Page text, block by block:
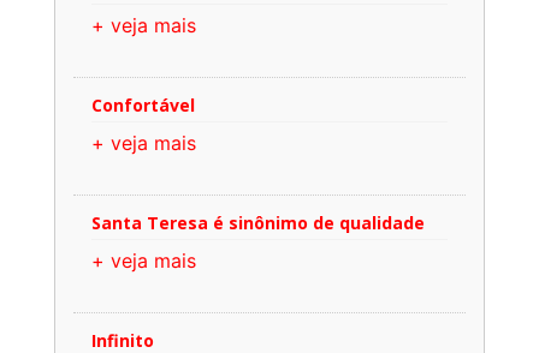
+ veja mais
Confortável
+ veja mais
Santa Teresa é sinônimo de qualidade
+ veja mais
Infinito